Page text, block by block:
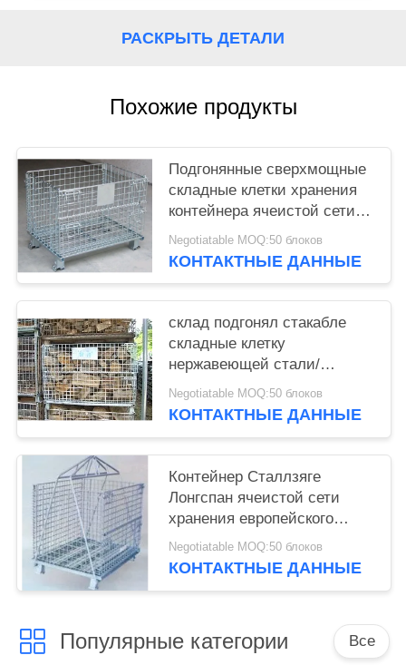
РАСКРЫТЬ ДЕТАЛИ
Похожие продукты
Подгонянные сверхмощные
складные клетки хранения
контейнера ячеистой сети с
именной табличкой
Negotiatable MOQ:50 блоков
КОНТАКТНЫЕ ДАННЫЕ
склад подгонял стакабле
складные клетку
нержавеющей стали/
контейнер ячеистой сети
Negotiatable MOQ:50 блоков
КОНТАКТНЫЕ ДАННЫЕ
Контейнер Сталлзяге
Лонгспан ячеистой сети
хранения европейского
стандарта стальной
Negotiatable MOQ:50 блоков
КОНТАКТНЫЕ ДАННЫЕ
Популярные категории Все